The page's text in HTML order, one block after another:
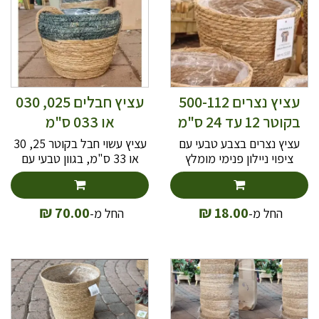
במרפסת מקורה.
עציץ נצרים 500-112
בקוטר 12 עד 24 ס"מ
עציץ נצרים בצבע טבעי עם
ציפוי ניילון פנימי מומלץ
למקם כלי שתול על גבי
תחתית או צלחת לאיסוף מי
הנגר
החל מ-18.00
₪
עציץ חבלים 025, 030
או 033 ס"מ
עציץ עשוי חבל בקוטר 25, 30
או 33 ס"מ, בגוון טבעי עם
רצועת פסים בצבעי ירוק או
סגול
החל מ-70.00
₪